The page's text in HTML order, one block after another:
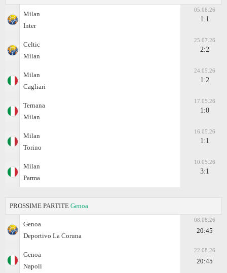
Milan
Inter
05.08.26
1:1
Celtic
Milan
25.07.26
2:2
Milan
Cagliari
24.05.26
1:2
Ternana
Milan
17.05.26
1:0
Milan
Torino
16.05.26
1:1
Milan
Parma
10.05.26
3:1
PROSSIME PARTITE Genoa
Genoa
Deportivo La Coruna
08.08.26
20:45
Genoa
Napoli
22.08.26
20:45